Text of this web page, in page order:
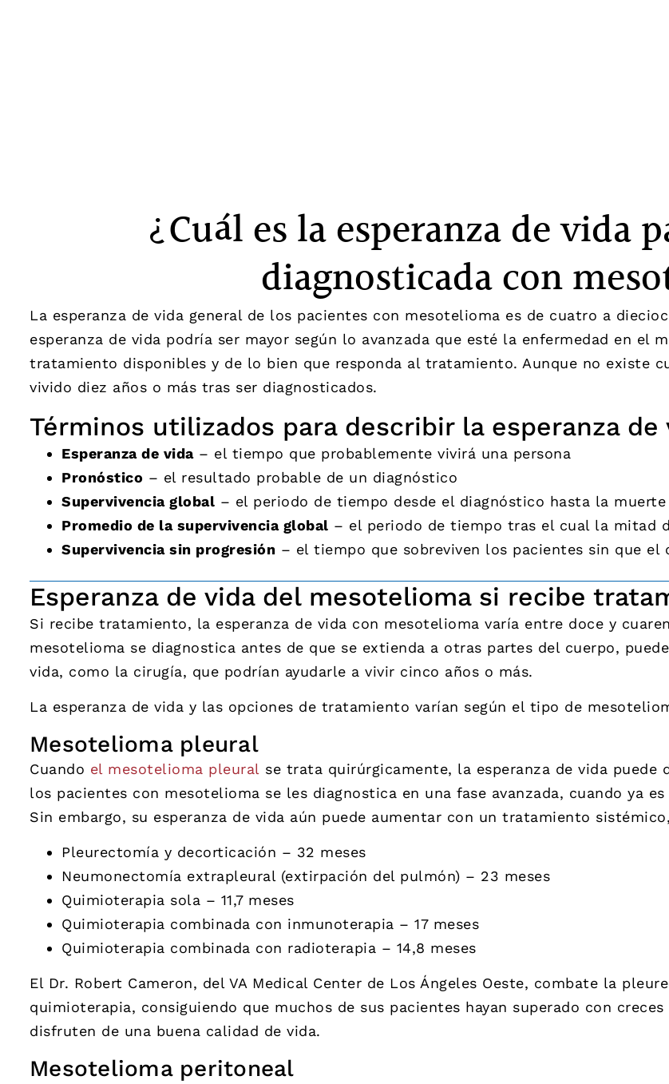
¿Cuál es la esperanza de vida
diagnosticada con
La esperanza de vida general de los pacientes con mesotelioma es de cuatro a
esperanza de vida podría ser mayor según lo avanzada que esté la enfermedad en el
tratamiento disponibles y de lo bien que responda al tratamiento. Aunque no existe
vivido diez años o más tras ser diagnosticados.
Términos utilizados para describir la esperanza de
Esperanza de vida– el tiempo que probablemente vivirá una persona
Pronóstico – el resultado probable de un diagnóstico
Supervivencia global – el periodo de tiempo desde el diagnóstico hasta la muerte
Promedio de la supervivencia global – el periodo de tiempo tras el cual la mitad
Supervivencia sin progresión – el tiempo que sobreviven los pacientes sin que el
Esperanza de vida del mesotelioma si recibe
Si recibe tratamiento, la esperanza de vida con mesotelioma varía entre doce y
mesotelioma se diagnostica antes de que se extienda a otras partes del cuerpo,
vida, como la cirugía, que podrían ayudarle a vivir cinco años o más.
La esperanza de vida y las opciones de tratamiento varían según el tipo de
Mesotelioma pleural
Cuando el mesotelioma pleural se trata quirúrgicamente, la esperanza de vida puede
los pacientes con mesotelioma se les diagnostica en una fase avanzada, cuando ya
Sin embargo, su esperanza de vida aún puede aumentar con un tratamiento
Pleurectomía y decorticación – 32 meses
Neumonectomía extrapleural (extirpación del pulmón) – 23 meses
Quimioterapia sola – 11,7 meses
Quimioterapia combinada con inmunoterapia – 17 meses
Quimioterapia combinada con radioterapia – 14,8 meses
El Dr. Robert Cameron, del VA Medical Center de Los Ángeles Oeste, combate la
quimioterapia, consiguiendo que muchos de sus pacientes hayan superado con
disfruten de una buena calidad de vida.
Mesotelioma peritoneal